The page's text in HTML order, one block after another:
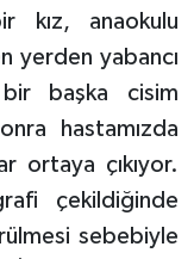
kız, anaokulu
yerden yabancı
başka cisim
hastamızda
ortaya çıkıyor.
çekildiğinde
sebebiyle